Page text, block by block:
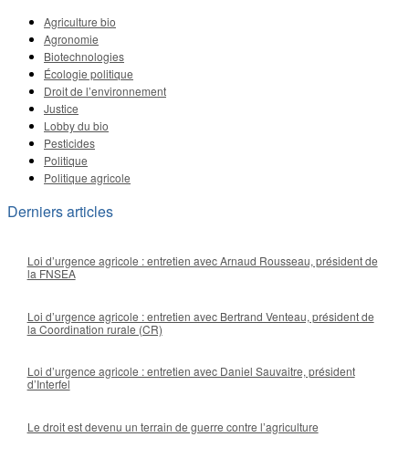
Agriculture bio
Agronomie
Biotechnologies
Écologie politique
Droit de l’environnement
Justice
Lobby du bio
Pesticides
Politique
Politique agricole
Derniers articles
Loi d’urgence agricole : entretien avec Arnaud Rousseau, président de
la FNSEA
Loi d’urgence agricole : entretien avec Bertrand Venteau, président de
la Coordination rurale (CR)
Loi d’urgence agricole : entretien avec Daniel Sauvaitre, président
d’Interfel
Le droit est devenu un terrain de guerre contre l’agriculture